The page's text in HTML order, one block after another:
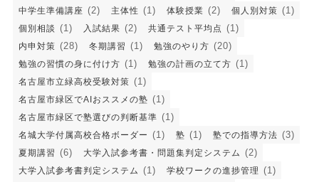
中学生準備講座 (2) 主体性 (1) 体験授業 (2) 個人別対策 (1)
個別相談 (1) 入試結果 (2) 共通テスト平均点 (1)
内申対策 (28) 冬期講習 (1) 勉強のやり方 (20)
勉強の習慣の身に付け方 (1) 勉強の計画の立て方 (1)
名古屋市立緑高校受験対策 (1)
名古屋市緑区でAIおススメの塾 (1)
名古屋市緑区で塾選びの判断基準 (1)
名城大学付属高校合格ボーダー (1) 塾 (1) 塾での指導方法 (3)
夏期講習 (6) 大学入試参考書・問題集判定システム (2)
大学入試参考書判定システム (1) 学校ワークの進捗管理 (1)